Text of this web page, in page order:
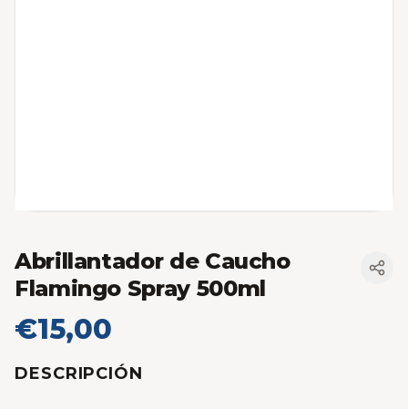
Abrillantador de Caucho
Flamingo Spray 500ml
€15,00
DESCRIPCIÓN